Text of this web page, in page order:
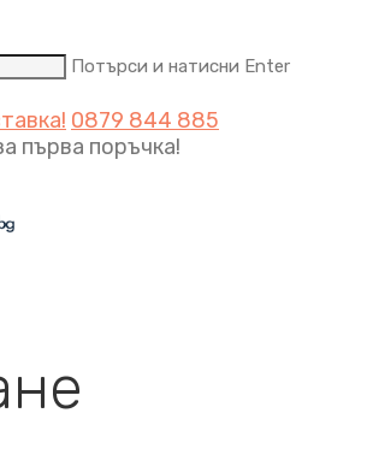
Потърси и натисни Enter
0879 844 885
първа поръчка!